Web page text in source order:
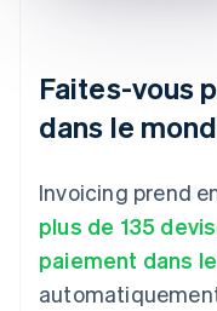
Faites-vous
dans le
Invoicing prend
plus de 135
paiement dans